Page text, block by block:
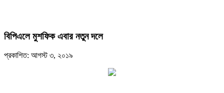
বিপিএলে মুশফিক এবার নতুন দলে
প্রকাশিত: আগস্ট ৩, ২০১৯